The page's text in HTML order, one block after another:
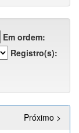
Em ordem:
Registro(s):
Próximo >